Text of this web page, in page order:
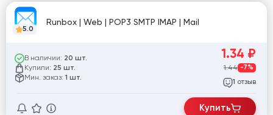
5.0
Runbox | Web | POP3 SMTP IMAP | Mail
В наличии: 20 шт.
Купили: 25 шт.
Мин. заказ: 1 шт.
1.34 ₽
1.44 -7%
1 отзыв
Купить